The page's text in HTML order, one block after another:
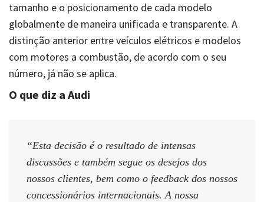
tamanho e o posicionamento de cada modelo
globalmente de maneira unificada e transparente. A
distinção anterior entre veículos elétricos e modelos
com motores a combustão, de acordo com o seu
número, já não se aplica.
O que diz a Audi
“Esta decisão é o resultado de intensas
discussões e também segue os desejos dos
nossos clientes, bem como o feedback dos nossos
concessionários internacionais. A nossa